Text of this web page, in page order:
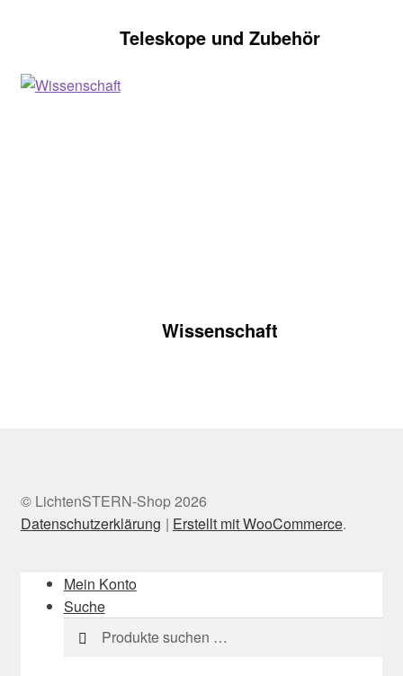
Teleskope und Zubehör
Wissenschaft
© LichtenSTERN-Shop 2026
Datenschutzerklärung
Erstellt mit WooCommerce.
Mein Konto
Suche
Suchen
nach:
Suchen